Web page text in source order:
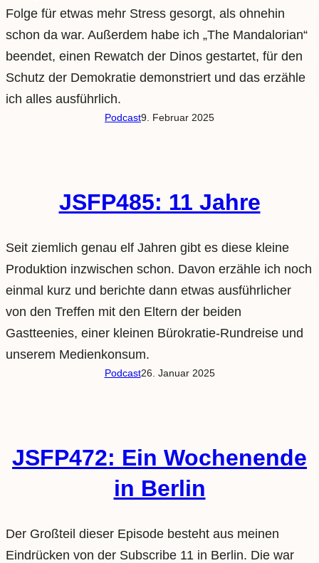
Folge für etwas mehr Stress gesorgt, als ohnehin
schon da war. Außerdem habe ich „The Mandalorian“
beendet, einen Rewatch der Dinos gestartet, für den
Schutz der Demokratie demonstriert und das erzähle
ich alles ausführlich.
Podcast9. Februar 2025
JSFP485: 11 Jahre
Seit ziemlich genau elf Jahren gibt es diese kleine
Produktion inzwischen schon. Davon erzähle ich noch
einmal kurz und berichte dann etwas ausführlicher
von den Treffen mit den Eltern der beiden
Gastteenies, einer kleinen Bürokratie-Rundreise und
unserem Medienkonsum.
Podcast26. Januar 2025
JSFP472: Ein Wochenende
in Berlin
Der Großteil dieser Episode besteht aus meinen
Eindrücken von der Subscribe 11 in Berlin. Die war